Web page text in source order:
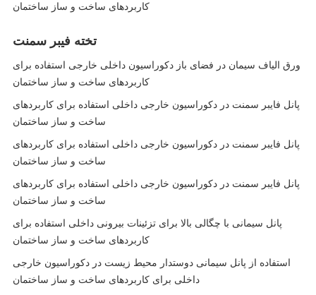
کاربردهای ساخت و ساز ساختمان
تخته فیبر سمنت
ورق الیاف سیمان در فضای باز دکوراسیون داخلی خارجی استفاده برای
کاربردهای ساخت و ساز ساختمان
پانل فایبر سمنت در دکوراسیون خارجی داخلی استفاده برای کاربردهای
ساخت و ساز ساختمان
پانل فایبر سمنت در دکوراسیون خارجی داخلی استفاده برای کاربردهای
ساخت و ساز ساختمان
پانل فایبر سمنت در دکوراسیون خارجی داخلی استفاده برای کاربردهای
ساخت و ساز ساختمان
پانل سیمانی با چگالی بالا برای تزئینات بیرونی داخلی استفاده برای
کاربردهای ساخت و ساز ساختمان
استفاده از پانل سیمانی دوستدار محیط زیست در دکوراسیون خارجی
داخلی برای کاربردهای ساخت و ساز ساختمان